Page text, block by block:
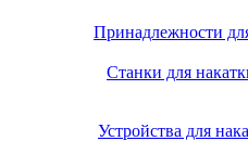
Принадлежности
Станки для
Устройства для